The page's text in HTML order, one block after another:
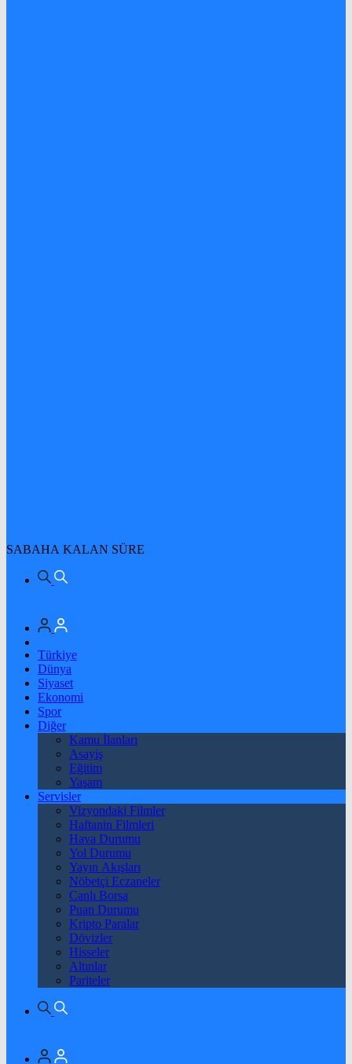
SABAHA KALAN SÜRE
Türkiye
Dünya
Siyaset
Ekonomi
Spor
Diğer
Kamu İlanları
Asayiş
Eğitim
Yaşam
Servisler
Vizyondaki Filmler
Haftanin Filmleri
Hava Durumu
Yol Durumu
Yayın Akışları
Nöbetçi Eczaneler
Canlı Borsa
Puan Durumu
Kripto Paralar
Dövizler
Hisseler
Altınlar
Pariteler